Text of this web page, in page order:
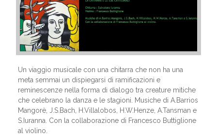
Un viaggio musicale con una chitarra che non ha una
meta semmai un dispiegarsi di ramificazioni e
reminescenze nella forma di dialogo tra creature mitiche
che celebrano la danza e le stagioni. Musiche di A.Barrios
Mangorè, J.S.Bach, H.Villalobos, H.W.Henze, A.Tansman e
S.Iuranna. Con la collaborazione di Francesco Buttiglione
al violino.